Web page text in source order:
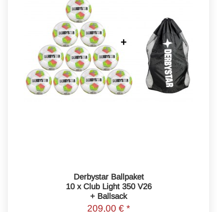
Derbystar Ballpaket
10 x Club Light 350 V26
+ Ballsack
209,00 € *